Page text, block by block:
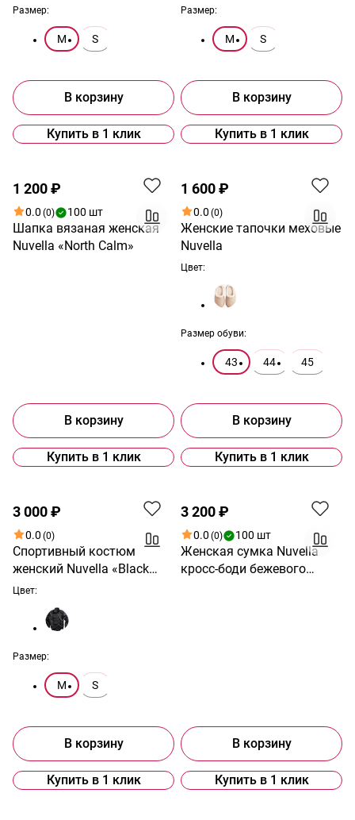
Размер:
M S
В корзину
Купить в 1 клик
Размер:
M S
В корзину
Купить в 1 клик
1 200 ₽
0.0 (0) 100 шт
Шапка вязаная женская
Nuvella «North Calm»
В корзину
Купить в 1 клик
1 600 ₽
0.0 (0)
Женские тапочки меховые
Nuvella
Цвет:
Размер обуви:
43 44 45
В корзину
Купить в 1 клик
3 000 ₽
0.0 (0)
Спортивный костюм
женский Nuvella «Black
Motion»
Цвет:
Размер:
M S
В корзину
Купить в 1 клик
3 200 ₽
0.0 (0) 100 шт
Женская сумка Nuvella
кросс-боди бежевого
В корзину
Купить в 1 клик